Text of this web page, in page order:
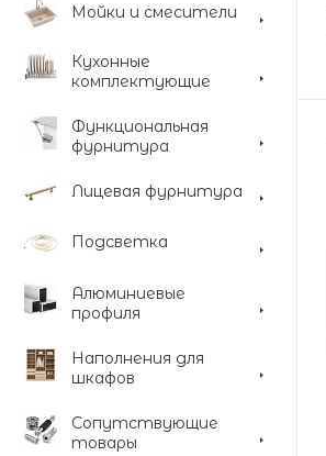
Мойки и смесители
Кухонные
комплектующие
Функциональная
фурнитура
Лицевая фурнитура
Подсветка
Алюминиевые
профиля
Наполнения для
шкафов
Сопутствующие
товары